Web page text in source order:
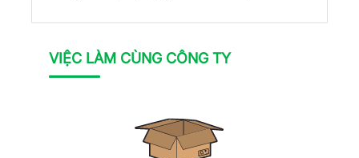
VIỆC LÀM CÙNG CÔNG TY